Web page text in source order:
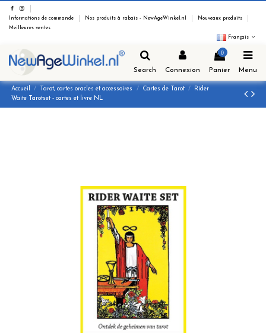
Informations de commande Nos produits à rabais - NewAgeWinkel.nl
Nouveaux produits
Meilleures ventes
Français
Search Connexion
0
Panier Menu
Accueil Tarot, cartes oracles et accessoires Cartes de Tarot
Rider
Waite Tarotset - cartes et livre NL